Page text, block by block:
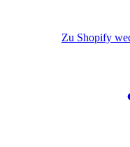
Zu Shopify